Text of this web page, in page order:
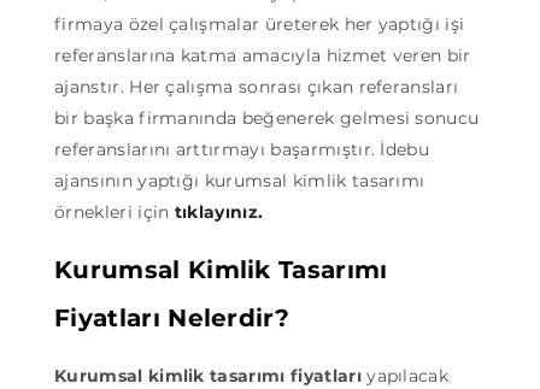
firmaya özel çalışmalar üreterek her yaptığı işi
referanslarına katma amacıyla hizmet veren bir
ajanstır. Her çalışma sonrası çıkan referansları
bir başka firmanında beğenerek gelmesi sonucu
referanslarını arttırmayı başarmıştır. İdebu
ajansının yaptığı kurumsal kimlik tasarımı
örnekleri için tıklayınız.
Kurumsal Kimlik Tasarımı
Fiyatları Nelerdir?
Kurumsal kimlik tasarımı fiyatlarıyapılacak